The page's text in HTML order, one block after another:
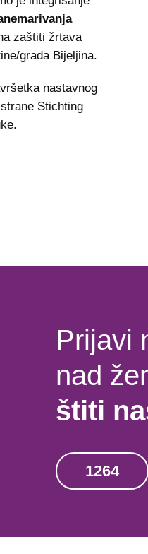
zaštiti žrtava
grada Bijeljina.
nastavnog
Stichting
Prijavi
nad
štiti
1264